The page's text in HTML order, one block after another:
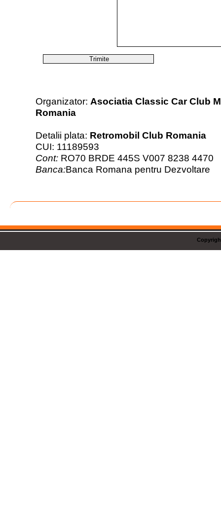
Organizator: Asociatia Classic Car Club
Romania
Detalii plata: Retromobil Club Romania
CUI: 11189593
Cont: RO70 BRDE 445S V007 8238 4470
Banca:Banca Romana pentru Dezvoltare